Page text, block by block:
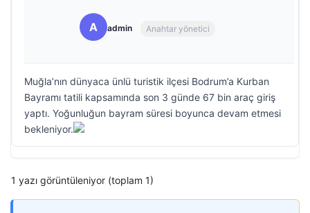
A admin Anahtar yönetici
Muğla’nın dünyaca ünlü turistik ilçesi Bodrum’a Kurban
Bayramı tatili kapsamında son 3 günde 67 bin araç giriş
yaptı. Yoğunluğun bayram süresi boyunca devam etmesi
bekleniyor.
1 yazı görüntüleniyor (toplam 1)